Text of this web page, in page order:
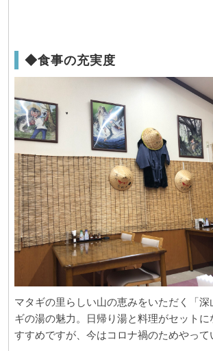
◆食事の充実度
マタギの里らしい山の恵みをいただく「深
ギの湯の魅力。日帰り湯と料理がセットに
すすめですが、今はコロナ禍のためやって